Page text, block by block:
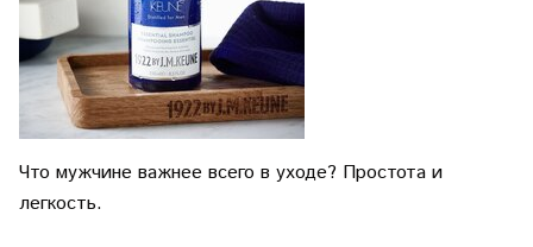
Что мужчине важнее всего в уходе? Простота и
легкость.